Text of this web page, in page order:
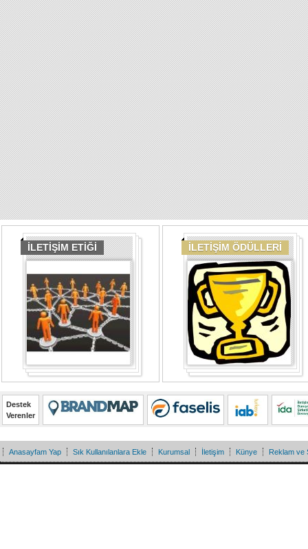
İLETİŞİM ETİĞİ İLETİŞİM ÖDÜLLERİ
Destek
Verenler
Anasayfam Yap Sık Kullanılanlara Ekle Kurumsal İletişim Künye Reklam ve